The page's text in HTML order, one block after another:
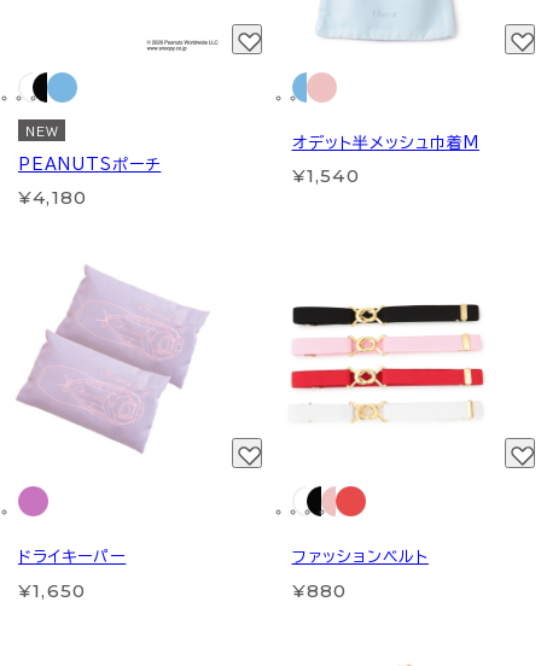
NEW
PEANUTSポーチ
¥4,180
オデット半メッシュ巾着M
¥1,540
ドライキーパー
¥1,650
ファッションベルト
¥880